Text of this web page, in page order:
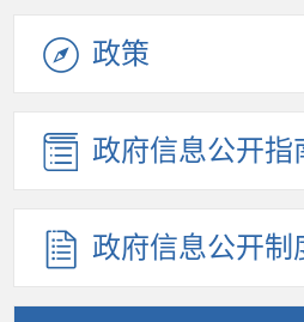
政策
政府信息公开指
政府信息公开制